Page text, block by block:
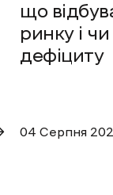
що
ринку і
дефіциту
04 Cерпня